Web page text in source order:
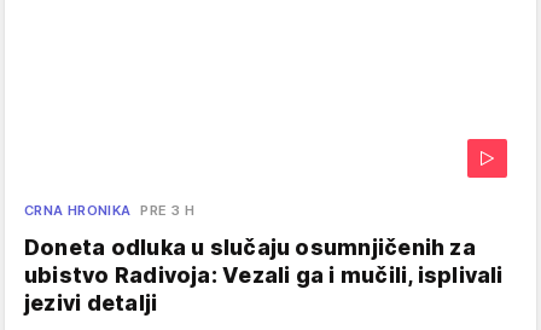
CRNA HRONIKA PRE 3 H
Doneta odluka u slučaju osumnjičenih za
ubistvo Radivoja: Vezali ga i mučili, isplivali
jezivi detalji